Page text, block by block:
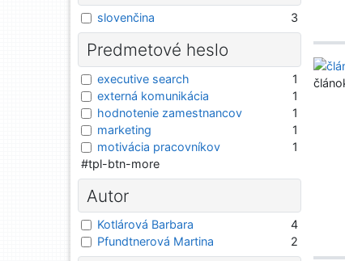
slovenčina 3
Predmetové heslo
executive search
1
externá komunikácia
1
hodnotenie zamestnancov
1
marketing
1
motivácia pracovníkov
1
#tpl-btn-more
Autor
Kotlárová Barbara
4
Pfundtnerová Martina
2